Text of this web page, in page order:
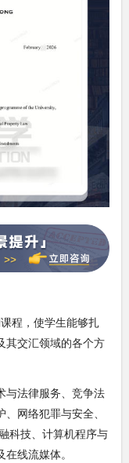
程，使学生能够扎
其交汇领域的各个方
与法律服务、竞争法
网络犯罪与安全、
科技、计算机程序与
线流媒体。